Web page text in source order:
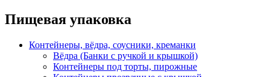
Пищевая упаковка
Контейнеры, вёдра, соусники, креманки
Вёдра (Банки с ручкой и крышкой)
Контейнеры под торты, пирожные